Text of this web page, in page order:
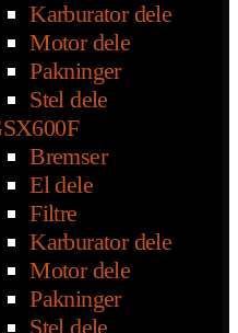
Karburator dele
Motor dele
Pakninger
Stel dele
Bremser
El dele
Filtre
Karburator dele
Motor dele
Pakninger
Stel dele